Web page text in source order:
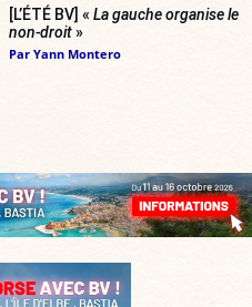
[L’ÉTÉ BV] « La gauche organise le
non-droit»
Par Yann Montero